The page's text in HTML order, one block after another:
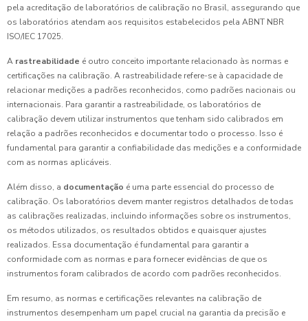
pela acreditação de laboratórios de calibração no Brasil, assegurando que
os laboratórios atendam aos requisitos estabelecidos pela ABNT NBR
ISO/IEC 17025.
A rastreabilidade é outro conceito importante relacionado às normas e
certificações na calibração. A rastreabilidade refere-se à capacidade de
relacionar medições a padrões reconhecidos, como padrões nacionais ou
internacionais. Para garantir a rastreabilidade, os laboratórios de
calibração devem utilizar instrumentos que tenham sido calibrados em
relação a padrões reconhecidos e documentar todo o processo. Isso é
fundamental para garantir a confiabilidade das medições e a conformidade
com as normas aplicáveis.
Além disso, a documentação é uma parte essencial do processo de
calibração. Os laboratórios devem manter registros detalhados de todas
as calibrações realizadas, incluindo informações sobre os instrumentos,
os métodos utilizados, os resultados obtidos e quaisquer ajustes
realizados. Essa documentação é fundamental para garantir a
conformidade com as normas e para fornecer evidências de que os
instrumentos foram calibrados de acordo com padrões reconhecidos.
Em resumo, as normas e certificações relevantes na calibração de
instrumentos desempenham um papel crucial na garantia da precisão e